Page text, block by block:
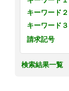
キーワード２
キーワード３
請求記号
検索結果一覧